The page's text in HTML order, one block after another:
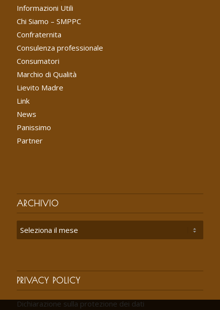
Informazioni Utili
Chi Siamo – SMPPC
Confraternita
Consulenza professionale
Consumatori
Marchio di Qualità
Lievito Madre
Link
News
Panissimo
Partner
ARCHIVIO
PRIVACY POLICY
Dichiarazione sulla protezione dei dati